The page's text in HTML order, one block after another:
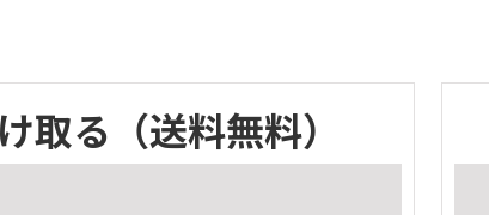
取る （送料無料）